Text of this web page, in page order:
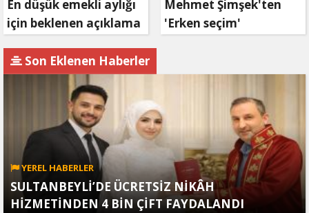
En düşük emekli aylığı
için beklenen açıklama
Mehmet Şimşek'ten
'Erken seçim'
Son Eklenen Haberler
YEREL HABERLER
SULTANBEYLİ’DE ÜCRETSİZ NİKÂH
HİZMETİNDEN 4 BİN ÇİFT FAYDALANDI